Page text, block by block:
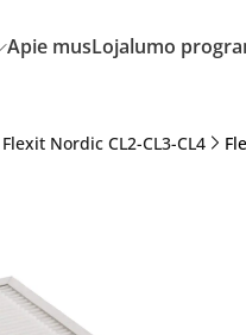
Apie musLojalumo
Flexit Nordic CL2-CL3-CL4